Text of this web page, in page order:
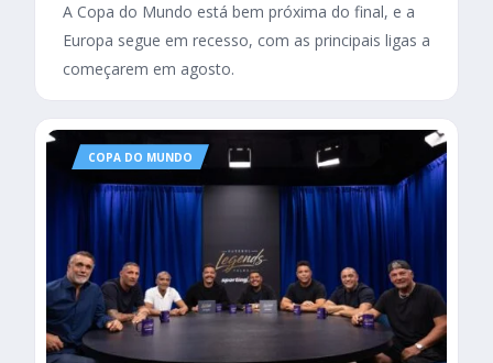
A Copa do Mundo está bem próxima do final, e a
Europa segue em recesso, com as principais ligas a
começarem em agosto.
COPA DO MUNDO